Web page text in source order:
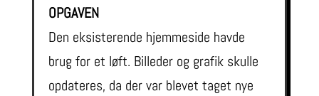
OPGAVEN
Den eksisterende hjemmeside havde
brug for et løft. Billeder og grafik skulle
opdateres, da der var blevet taget nye